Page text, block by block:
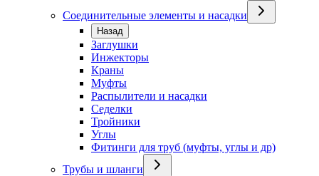
Соединительные элементы и насадки
Назад
Заглушки
Инжекторы
Краны
Муфты
Распылители и насадки
Седелки
Тройники
Углы
Фитинги для труб (муфты, углы и др)
Трубы и шланги